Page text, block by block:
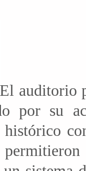
El auditorio
por su